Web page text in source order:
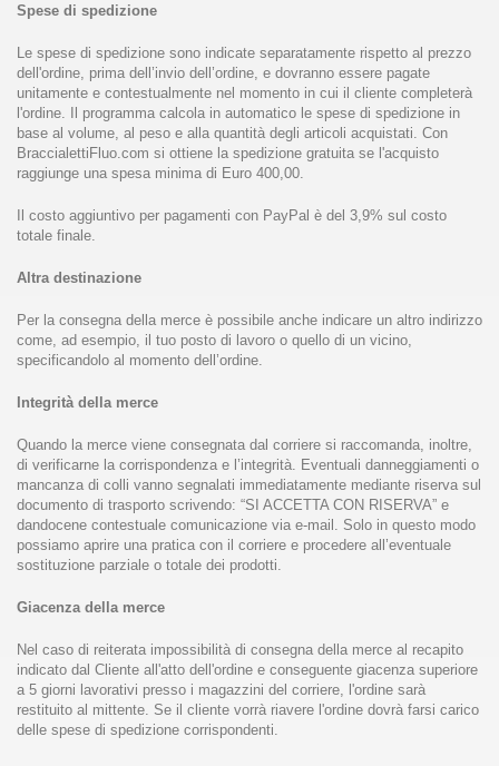
Spese di spedizione
Le spese di spedizione sono indicate separatamente rispetto al prezzo
dell'ordine, prima dell’invio dell’ordine, e dovranno essere pagate
unitamente e contestualmente nel momento in cui il cliente completerà
l'ordine. Il programma calcola in automatico le spese di spedizione in
base al volume, al peso e alla quantità degli articoli acquistati. Con
BraccialettiFluo.com si ottiene la spedizione gratuita se l'acquisto
raggiunge una spesa minima di Euro 400,00.
Il costo aggiuntivo per pagamenti con PayPal è del 3,9% sul costo
totale finale.
Altra destinazione
Per la consegna della merce è possibile anche indicare un altro indirizzo
come, ad esempio, il tuo posto di lavoro o quello di un vicino,
specificandolo al momento dell’ordine.
Integrità della merce
Quando la merce viene consegnata dal corriere si raccomanda, inoltre,
di verificarne la corrispondenza e l’integrità. Eventuali danneggiamenti o
mancanza di colli vanno segnalati immediatamente mediante riserva sul
documento di trasporto scrivendo: “SI ACCETTA CON RISERVA” e
dandocene contestuale comunicazione via e-mail. Solo in questo modo
possiamo aprire una pratica con il corriere e procedere all’eventuale
sostituzione parziale o totale dei prodotti.
Giacenza della merce
Nel caso di reiterata impossibilità di consegna della merce al recapito
indicato dal Cliente all'atto dell'ordine e conseguente giacenza superiore
a 5 giorni lavorativi presso i magazzini del corriere, l'ordine sarà
restituito al mittente. Se il cliente vorrà riavere l'ordine dovrà farsi carico
delle spese di spedizione corrispondenti.